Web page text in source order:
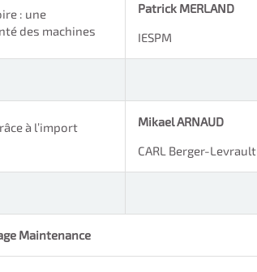
: une
des machines
Patrick MERLAND
IESPM
à l’import
Mikael ARNAUD
CARL Berger-Levrault
Maintenance